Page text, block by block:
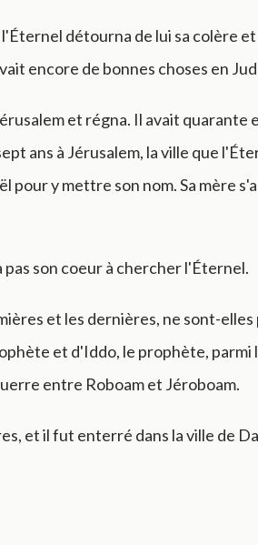
détourna de lui sa colère
encore de bonnes choses en
et régna. Il avait quarante
ans à Jérusalem, la ville que
pour y mettre son nom. Sa mère
son coeur à chercher l'Éternel.
et les dernières, ne sont-
et d'Iddo, le prophète,
entre Roboam et Jéroboam.
et il fut enterré dans la ville de